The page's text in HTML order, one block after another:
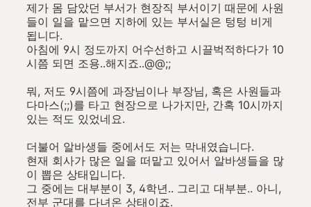
제가 몸 담았던 부서가 현장직 부서이기 때문에 사원
들이 일을 맡으면 지하에 있는 부서실은 텅텅 비게
됩니다.
아침에 9시 정도까지 어수선하고 시끌벅적하다가 10
시쯤 되면 조용..해지죠..@@;;
뭐, 저도 9시쯤에 과장님이나 부장님, 혹은 사원들과
다마스(;;)를 타고 현장으로 나가지만, 간혹 10시까지
있는 적도 있었네요.
더불어 알바생들 중에서도 저는 막내였습니다.
현재 회사가 많은 일을 떠맡고 있어서 알바생들을 많
이 뽑은 상태입니다.
그 중에는 대부분이 3, 4학년.. 그리고 대부분.. 아니,
전부 군대를 다녀온 상태이죠.